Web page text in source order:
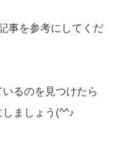
事を参考にしてくだ
るのを見つけたら
ましょう(^^♪